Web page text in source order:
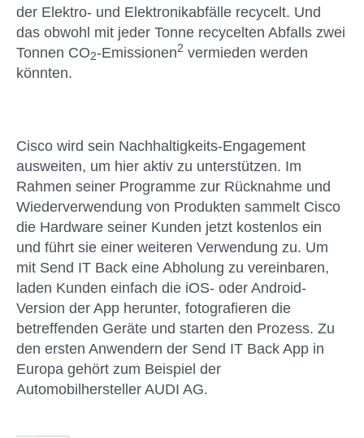
der Elektro- und Elektronikabfälle recycelt. Und
das obwohl mit jeder Tonne recycelten Abfalls zwei
Tonnen CO2-Emissionen2 vermieden werden
könnten.
Cisco wird sein Nachhaltigkeits-Engagement
ausweiten, um hier aktiv zu unterstützen. Im
Rahmen seiner Programme zur Rücknahme und
Wiederverwendung von Produkten sammelt Cisco
die Hardware seiner Kunden jetzt kostenlos ein
und führt sie einer weiteren Verwendung zu. Um
mit Send IT Back eine Abholung zu vereinbaren,
laden Kunden einfach die iOS- oder Android-
Version der App herunter, fotografieren die
betreffenden Geräte und starten den Prozess. Zu
den ersten Anwendern der Send IT Back App in
Europa gehört zum Beispiel der
Automobilhersteller AUDI AG.